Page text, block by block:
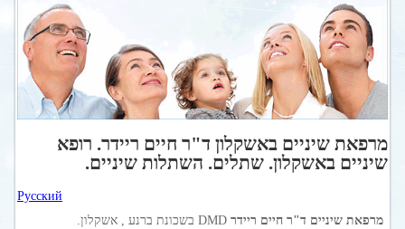
מרפאת שיניים באשקלון ד"ר חיים ריידר. רופא
שיניים באשקלון. שתלים. השתלות שיניים.
Русский
מרפאת שיניים ד"ר חיים ריידר